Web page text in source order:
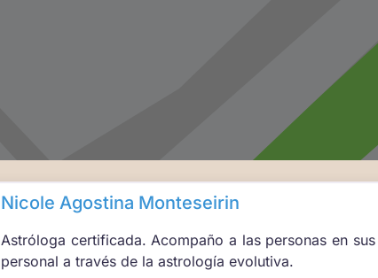
Nicole Agostina Monteseirin
Astróloga certificada. Acompaño a las personas en
personal a través de la astrología evolutiva.